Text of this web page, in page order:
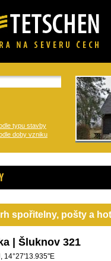
typu stavby
doby vzniku
spořitelny, pošty a
| Šluknov 321
14°27'13.935"E